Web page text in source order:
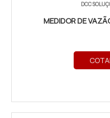
DCC
MEDIDOR DE